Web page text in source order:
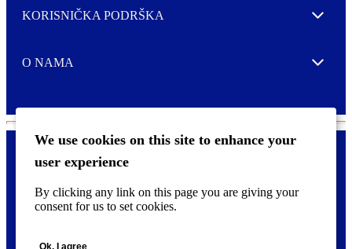
We use cookies on this site to enhance your
user experience
By clicking any link on this page you are giving your
consent for us to set cookies.
Ok, I agree
KORISNIČKA PODRŠKA Expand
O NAMA Expand
o
Pravne i tzv. Cookie obavijesti